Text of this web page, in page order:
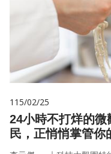
115/02/25
24小時不打烊的
民，正悄悄掌管你